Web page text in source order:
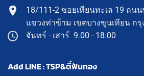
18/111-2 ซอยเทียนทะเล 19 ถน
แขวงท่าข้าม เขตบางขุนเทียน ก
จันทร์ - เสาร์ 9.00 - 18.00
Add LINE : TSP&ตี๋ฟันทอง